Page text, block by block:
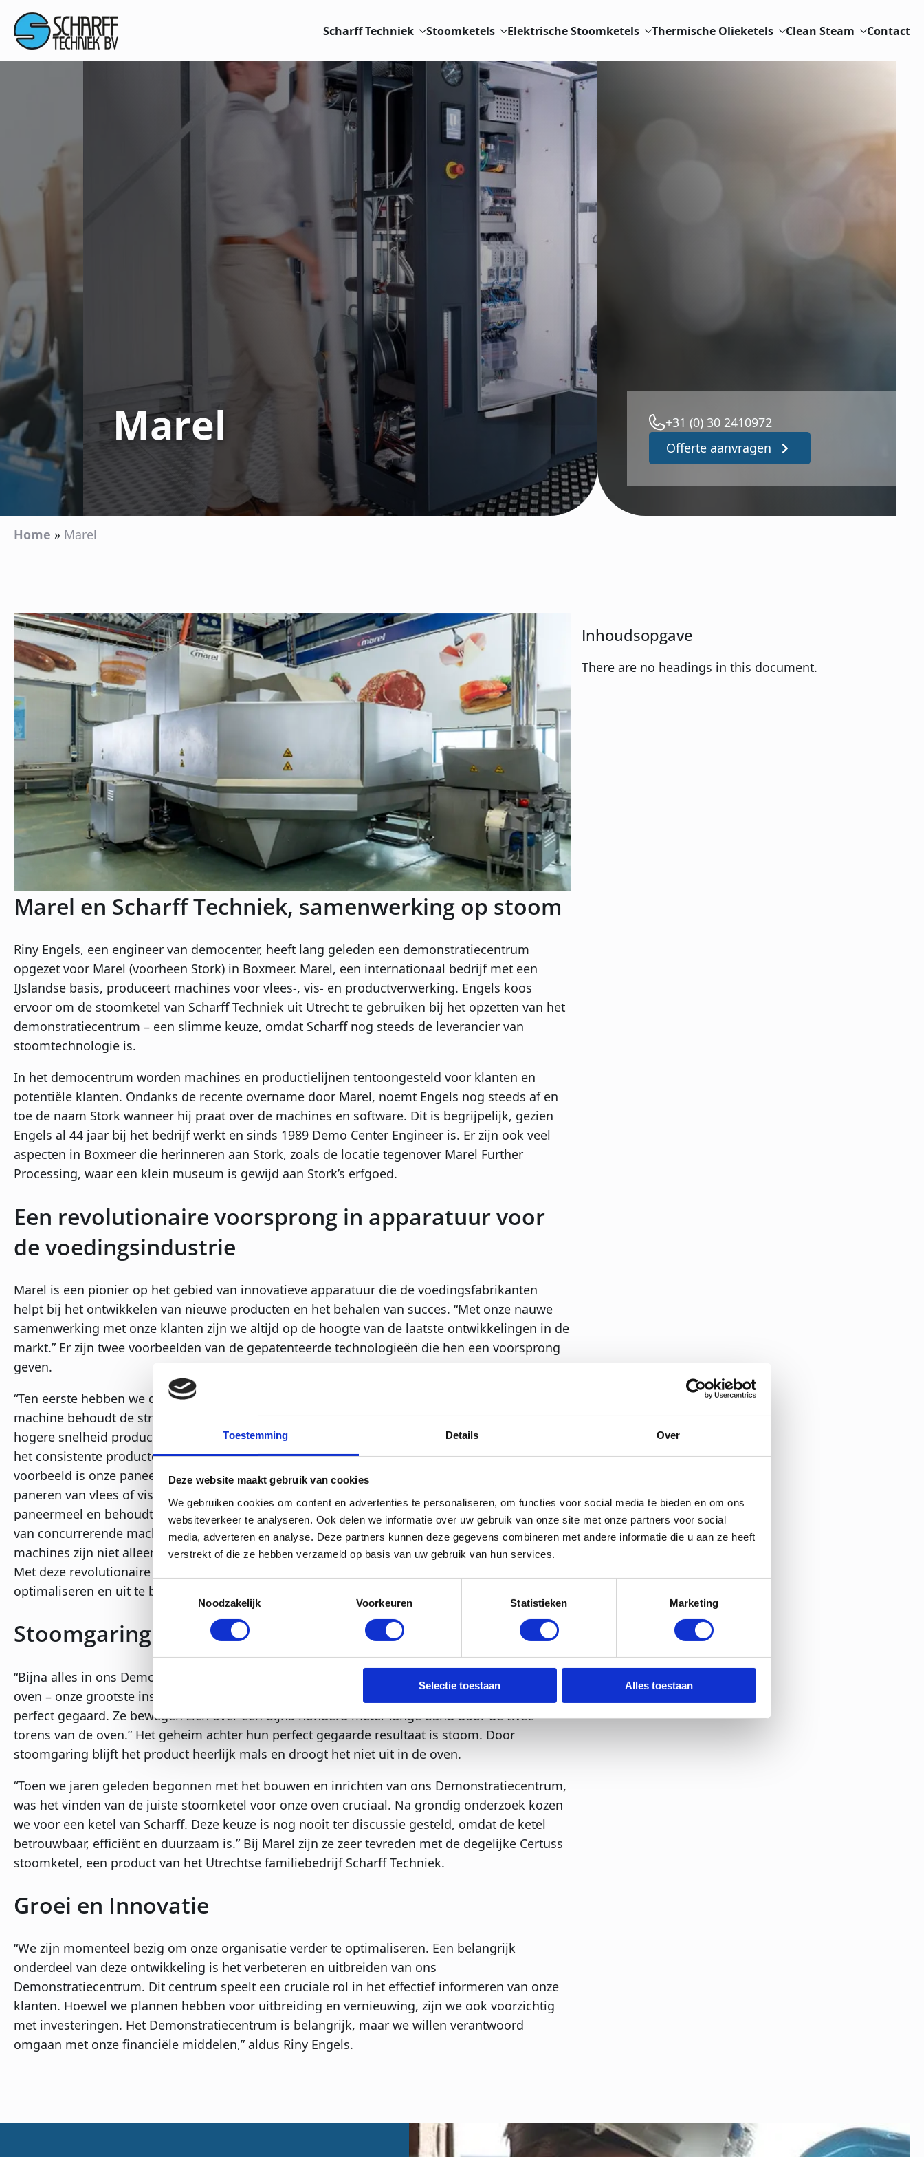
Toestemming Details Over
Deze website maakt gebruik van cookies
We gebruiken cookies om content en advertenties te personaliseren, om functies voor social media te bieden en om ons
websiteverkeer te analyseren. Ook delen we informatie over uw gebruik van onze site met onze partners voor social
media, adverteren en analyse. Deze partners kunnen deze gegevens combineren met andere informatie die u aan ze heeft
verstrekt of die ze hebben verzameld op basis van uw gebruik van hun services.
Toestemmingsselectie
Noodzakelijk
Voorkeuren Statistieken Marketing
Selectie toestaan Alles toestaan
Scharff Techniek Stoomketels Elektrische Stoomketels Thermische Olieketels Clean Steam Contact
Marel
+31 (0) 30 2410972
Offerte aanvragen
Home » Marel
Marel en Scharff Techniek, samenwerking op stoom
Riny Engels, een engineer van democenter, heeft lang geleden een demonstratiecentrum
opgezet voor Marel (voorheen Stork) in Boxmeer. Marel, een internationaal bedrijf met een
IJslandse basis, produceert machines voor vlees-, vis- en productverwerking. Engels koos
ervoor om de stoomketel van Scharff Techniek uit Utrecht te gebruiken bij het opzetten van het
demonstratiecentrum – een slimme keuze, omdat Scharff nog steeds de leverancier van
stoomtechnologie is.
In het democentrum worden machines en productielijnen tentoongesteld voor klanten en
potentiële klanten. Ondanks de recente overname door Marel, noemt Engels nog steeds af en
toe de naam Stork wanneer hij praat over de machines en software. Dit is begrijpelijk, gezien
Engels al 44 jaar bij het bedrijf werkt en sinds 1989 Demo Center Engineer is. Er zijn ook veel
aspecten in Boxmeer die herinneren aan Stork, zoals de locatie tegenover Marel Further
Processing, waar een klein museum is gewijd aan Stork’s erfgoed.
Een revolutionaire voorsprong in apparatuur voor
de voedingsindustrie
Marel is een pionier op het gebied van innovatieve apparatuur die de voedingsfabrikanten
helpt bij het ontwikkelen van nieuwe producten en het behalen van succes. “Met onze nauwe
samenwerking met onze klanten zijn we altijd op de hoogte van de laatste ontwikkelingen in de
markt.” Er zijn twee voorbeelden van de gepatenteerde technologieën die hen een voorsprong
geven.
“Ten eerste hebben we de RevoPortioner, een vormmachine die met walsen werkt. Deze
machine behoudt de structuur van het product, verbruikt geen water en kan met een veel
hogere snelheid produceren. Daarnaast minimaliseert de machine het productverlies en levert
het consistente producten van gewenste vorm en gewicht,” aldus Riny Engels. “Het tweede
voorbeeld is onze paneermachine, die verbeteringen heeft aangebracht in het proces van het
paneren van vlees of vis. Ons ontwerp zorgt voor een gelijkmatige verdeling van het
paneermeel en behoudt de gewenste grofheid. Hiermee lossen we een bekend probleem op
van concurrerende machines, waarbij het paneermeel na verloop van tijd te fijn wordt.” Beide
machines zijn niet alleen geschikt voor vlees en vis, maar ook voor vegetarische producten.
Met deze revolutionaire apparatuur helpen ze hun klanten om hun productieproces te
optimaliseren en uit te blinken in de voedingsindustrie.
Stoomgaring
“Bijna alles in ons Demonstratiecentrum is makkelijk verplaatsbaar, met uitzondering van de
oven – onze grootste installatie. In de oven worden gevormde en gepaneerde producten
perfect gegaard. Ze bewegen zich over een bijna honderd meter lange band door de twee
torens van de oven.” Het geheim achter hun perfect gegaarde resultaat is stoom. Door
stoomgaring blijft het product heerlijk mals en droogt het niet uit in de oven.
“Toen we jaren geleden begonnen met het bouwen en inrichten van ons Demonstratiecentrum,
was het vinden van de juiste stoomketel voor onze oven cruciaal. Na grondig onderzoek kozen
we voor een ketel van Scharff. Deze keuze is nog nooit ter discussie gesteld, omdat de ketel
betrouwbaar, efficiënt en duurzaam is.” Bij Marel zijn ze zeer tevreden met de degelijke Certuss
stoomketel, een product van het Utrechtse familiebedrijf Scharff Techniek.
Groei en Innovatie
“We zijn momenteel bezig om onze organisatie verder te optimaliseren. Een belangrijk
onderdeel van deze ontwikkeling is het verbeteren en uitbreiden van ons
Demonstratiecentrum. Dit centrum speelt een cruciale rol in het effectief informeren van onze
klanten. Hoewel we plannen hebben voor uitbreiding en vernieuwing, zijn we ook voorzichtig
met investeringen. Het Demonstratiecentrum is belangrijk, maar we willen verantwoord
omgaan met onze financiële middelen,” aldus Riny Engels.
Inhoudsopgave
There are no headings in this document.